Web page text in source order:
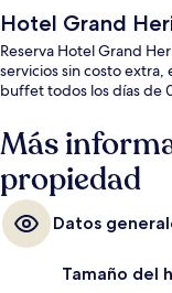
Hotel Grand
Reserva Hotel Grand
servicios sin costo
buffet todos los días de
Más
propiedad
Datos
Tamaño del